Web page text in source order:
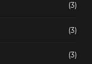
(3)
(3)
(3)